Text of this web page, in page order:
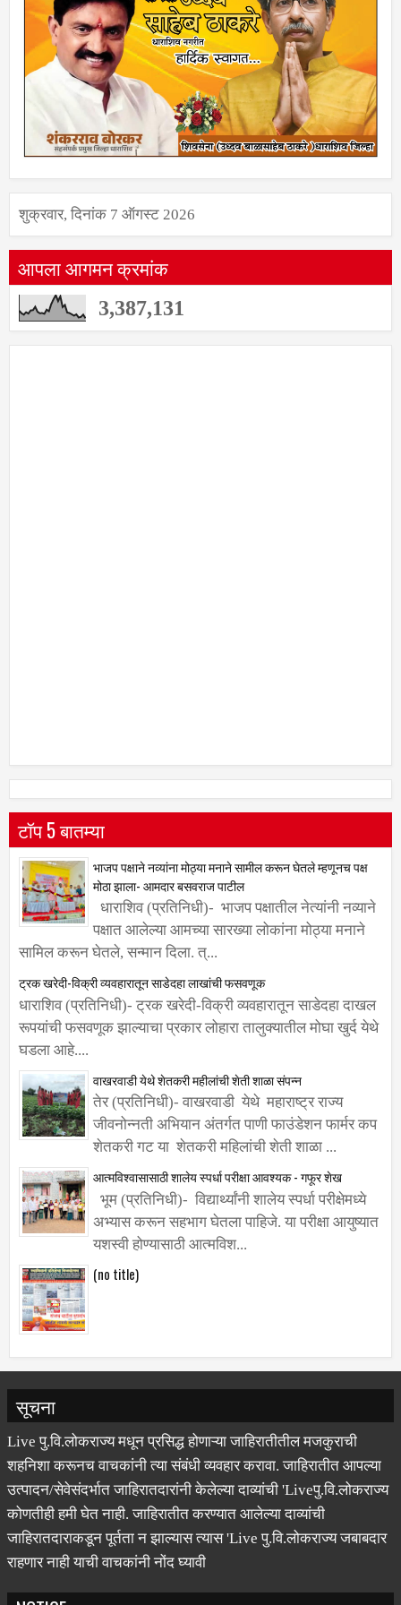
शुक्रवार, दिनांक 7 ऑगस्ट 2026
आपला आगमन क्रमांक
3,387,131
टॉप 5 बातम्या
भाजप पक्षाने नव्यांना मोठ्या मनाने सामील करून घेतले म्हणूनच पक्ष
मोठा झाला- आमदार बसवराज पाटील
धाराशिव (प्रतिनिधी)- भाजप पक्षातील नेत्यांनी नव्याने
पक्षात आलेल्या आमच्या सारख्या लोकांना मोठ्या मनाने
सामिल करून घेतले, सन्मान दिला. त्...
ट्रक खरेदी-विक्री व्यवहारातून साडेदहा लाखांची फसवणूक
धाराशिव (प्रतिनिधी)- ट्रक खरेदी-विक्री व्यवहारातून साडेदहा दाखल
रूपयांची फसवणूक झाल्याचा प्रकार लोहारा तालुक्यातील मोघा खुर्द येथे
घडला आहे....
वाखरवाडी येथे शेतकरी महीलांची शेती शाळा संपन्न
तेर (प्रतिनिधी)- वाखरवाडी येथे महाराष्ट्र राज्य
जीवनोन्नती अभियान अंतर्गत पाणी फाउंडेशन फार्मर कप
शेतकरी गट या शेतकरी महिलांची शेती शाळा ...
आत्मविश्वासासाठी शालेय स्पर्धा परीक्षा आवश्यक - गफूर शेख
भूम (प्रतिनिधी)- विद्यार्थ्यांनी शालेय स्पर्धा परीक्षेमध्ये
अभ्यास करून सहभाग घेतला पाहिजे. या परीक्षा आयुष्यात
यशस्वी होण्यासाठी आत्मविश...
सूचना
Live पु.वि.लोकराज्य मधून प्रसिद्ध होणाऱ्या जाहिरातीतील मजकुराची
शहनिशा करूनच वाचकांनी त्या संबंधी व्यवहार करावा. जाहिरातीत आपल्या
उत्पादन/सेवेसंदर्भात जाहिरातदारांनी केलेल्या दाव्यांची 'Liveपु.वि.लोकराज्य
कोणतीही हमी घेत नाही. जाहिरातीत करण्यात आलेल्या दाव्यांची
जाहिरातदाराकडून पूर्तता न झाल्यास त्यास 'Live पु.वि.लोकराज्य जबाबदार